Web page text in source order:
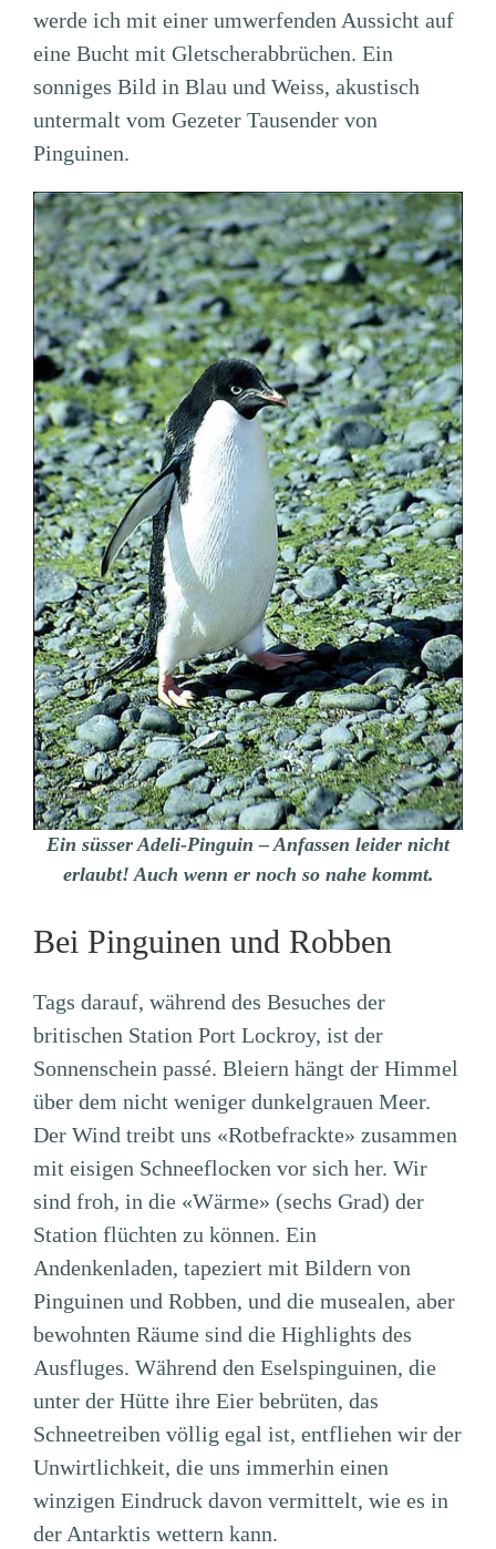
werde ich mit einer umwerfenden Aussicht auf
eine Bucht mit Gletscherabbrüchen. Ein
sonniges Bild in Blau und Weiss, akustisch
untermalt vom Gezeter Tausender von
Pinguinen.
Ein süsser Adeli-Pinguin – Anfassen leider nicht
erlaubt! Auch wenn er noch so nahe kommt.
Bei Pinguinen und Robben
Tags darauf, während des Besuches der
britischen Station Port Lockroy, ist der
Sonnenschein passé. Bleiern hängt der Himmel
über dem nicht weniger dunkelgrauen Meer.
Der Wind treibt uns «Rotbefrackte» zusammen
mit eisigen Schneeflocken vor sich her. Wir
sind froh, in die «Wärme» (sechs Grad) der
Station flüchten zu können. Ein
Andenkenladen, tapeziert mit Bildern von
Pinguinen und Robben, und die musealen, aber
bewohnten Räume sind die Highlights des
Ausfluges. Während den Eselspinguinen, die
unter der Hütte ihre Eier bebrüten, das
Schneetreiben völlig egal ist, entfliehen wir der
Unwirtlichkeit, die uns immerhin einen
winzigen Eindruck davon vermittelt, wie es in
der Antarktis wettern kann.